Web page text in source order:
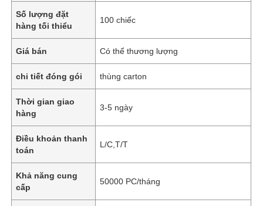
Số lượng đặt
hàng tối thiểu
100 chiếc
Giá bán Có thể thương lượng
chi tiết đóng gói thùng carton
Thời gian giao
hàng
3-5 ngày
Điều khoản thanh
toán
L/C,T/T
Khả năng cung
cấp
50000 PC/tháng